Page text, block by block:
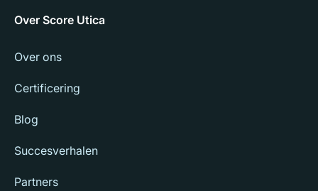
Over Score Utica
Over ons
Certificering
Blog
Succesverhalen
Partners